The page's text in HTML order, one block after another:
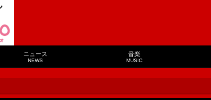
ニュース
NEWS
音楽
MUSIC